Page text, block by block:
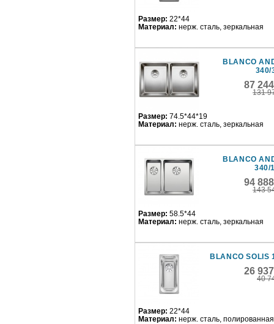
Размер: 22*44
Материал: нерж. сталь, зеркальная
BLANCO
340/
87
131
Размер: 74.5*44*19
Материал: нерж. сталь, зеркальная
BLANCO
340/
94
143
Размер: 58.5*44
Материал: нерж. сталь, зеркальная
BLANCO SOLIS
26
40
Размер: 22*44
Материал: нерж. сталь, полированная